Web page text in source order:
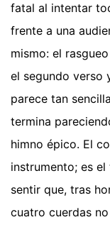
fatal al intentar
frente a una
mismo: el
el segundo verso
parece tan
termina
himno épico. El
instrumento; es
sentir que, tras
cuatro cuerdas